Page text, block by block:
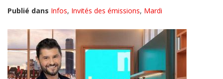
Publié dans Infos, Invités des émissions, Mardi